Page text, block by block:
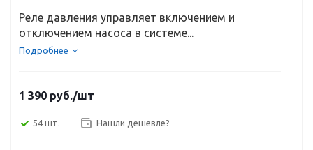
Реле давления управляет включением и
отключением насоса в системе...
Подробнее
1 390 руб./шт
54 шт. Нашли дешевле?